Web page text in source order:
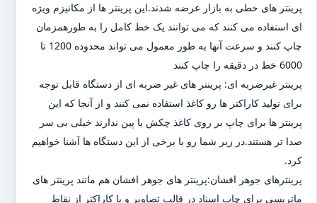
پرینتر های خطی به بازار عرضه شدند.این پرینتر ها از مکانیزم ویژه
ای استفاده می کنند که می توانند یک خط کامل را به طورهمزمان
چاپ کنند و سرعت آنها به طور معمول می تواند محدوده 1200 تا
6000 خط در دقیقه را چاپ کنند
پرینتر غیرضربه ای: پرینتر های غیر ضربه ای از دستگاه قابل توجه
برای تولید کاراکتر ها رو کاغذ استفاده نمی کنند و از آنجا که این
پرینتر ها برای چاپ بر روی کاغذ چکش یا پین ندارند خیلی بی سر
صدا تر هستند.در زیر شما رو با برخی از این دستگاه ها آشنا خواهیم
کرد.
پرینترهای جوهر افشان:پرینتر های جوهر افشان هم مانند پرینتر های
ماتریسی برای چاپ اسناد در قالب تصاویر و یا کاراکتر از نقاط